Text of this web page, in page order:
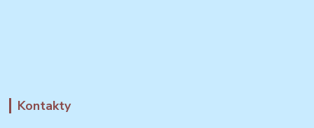
Kontakty